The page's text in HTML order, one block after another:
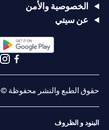
الخصوصية والأمن
عن سيتي
حقوق الطبع والنشر محفوظة ©2026 سيتي جروب انك.
البنود و الظروف